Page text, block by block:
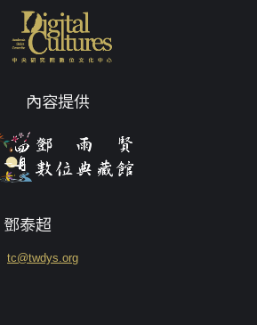
內容提供
鄧泰超
tc@twdys.org